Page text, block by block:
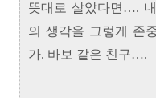
뜻대로 살았다면….
의 생각을 그렇게 존
가. 바보 같은 친구….